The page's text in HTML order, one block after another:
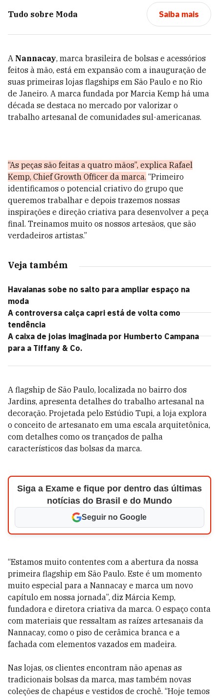
Tudo sobre Moda Saiba mais
A Nannacay, marca brasileira de bolsas e acessórios
feitos à mão, está em expansão com a inauguração de
suas primeiras lojas flagships em São Paulo e no Rio
de Janeiro. A marca fundada por Marcia Kemp há uma
década se destaca no mercado por valorizar o
trabalho artesanal de comunidades sul-americanas.
“As peças são feitas a quatro mãos”, explica Rafael
Kemp, Chief Growth Officer da marca. “Primeiro
identificamos o potencial criativo do grupo que
queremos trabalhar e depois trazemos nossas
inspirações e direção criativa para desenvolver a peça
final. Treinamos muito os nossos artesãos, que são
verdadeiros artistas.”
Veja também
Havaianas sobe no salto para ampliar espaço na
moda
A controversa calça capri está de volta como
tendência
A caixa de joias imaginada por Humberto Campana
para a Tiffany & Co.
A flagship de São Paulo, localizada no bairro dos
Jardins, apresenta detalhes do trabalho artesanal na
decoração. Projetada pelo Estúdio Tupi, a loja explora
o conceito de artesanato em uma escala arquitetônica,
com detalhes como os trançados de palha
característicos das bolsas da marca.
Siga a Exame e fique por dentro das últimas
notícias do Brasil e do Mundo
Seguir no Google
“Estamos muito contentes com a abertura da nossa
primeira flagship em São Paulo. Este é um momento
muito especial para a Nannacay e marca um novo
capítulo em nossa jornada”, diz Márcia Kemp,
fundadora e diretora criativa da marca. O espaço conta
com materiais que ressaltam as raízes artesanais da
Nannacay, como o piso de cerâmica branca e a
fachada com elementos vazados em madeira.
Nas lojas, os clientes encontram não apenas as
tradicionais bolsas da marca, mas também novas
coleções de chapéus e vestidos de crochê. “Hoje temos